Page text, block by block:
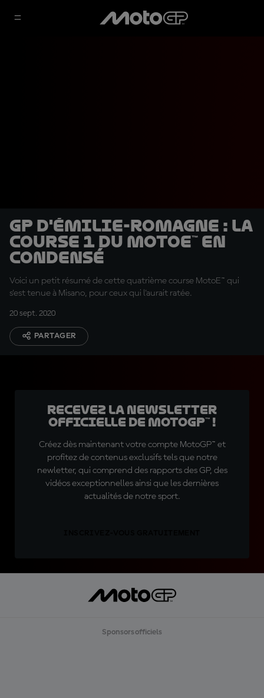
GP d'Émilie-Romagne : La
course 1 du MotoE™ en
condensé
Voici un petit résumé de cette quatrième course MotoE™ qui
s'est tenue à Misano, pour ceux qui l'aurait ratée.
20 sept. 2020
PARTAGER
Recevez la Newsletter
officielle de MotoGP™ !
Créez dès maintenant votre compte MotoGP™ et
profitez de contenus exclusifs tels que notre
newletter, qui comprend des rapports des GP, des
vidéos exceptionnelles ainsi que les dernières
actualités de notre sport.
Sponsors officiels